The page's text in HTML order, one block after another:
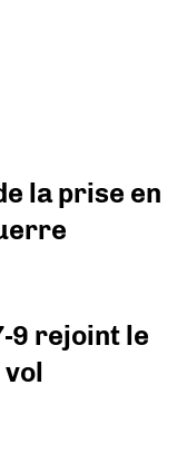
la prise en
9 rejoint le
vol